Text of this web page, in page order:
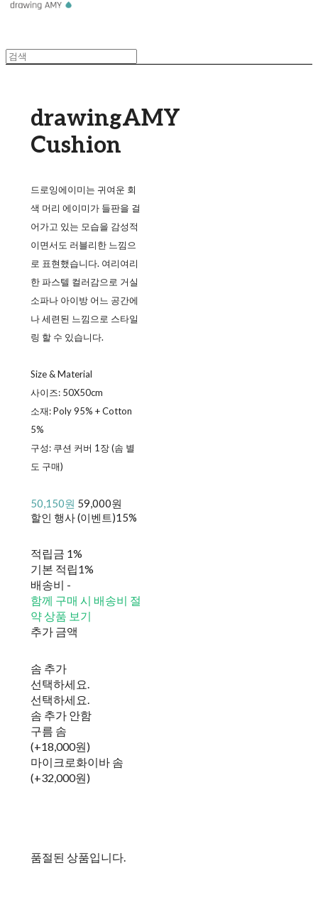
drawingAMY
Cushion
드로잉에이미는 귀여운 회
색 머리 에이미가 들판을 걸
어가고 있는 모습을 감성적
이면서도 러블리한 느낌으
로 표현했습니다. 여리여리
한 파스텔 컬러감으로 거실
소파나 아이방 어느 공간에
나 세련된 느낌으로 스타일
링 할 수 있습니다.
Size & Material
사이즈: 50X50cm
소재: Poly 95% + Cotton
5%
구성: 쿠션 커버 1장 (솜 별
도 구매)
50,150원 59,000원
할인 행사 (이벤트)15%
적립금 1%
기본 적립1%
배송비 -
함께 구매 시 배송비 절
약 상품 보기
추가 금액
솜 추가
선택하세요.
선택하세요.
솜 추가 안함
구름 솜
(+18,000원)
마이크로화이바 솜
(+32,000원)
품절된 상품입니다.